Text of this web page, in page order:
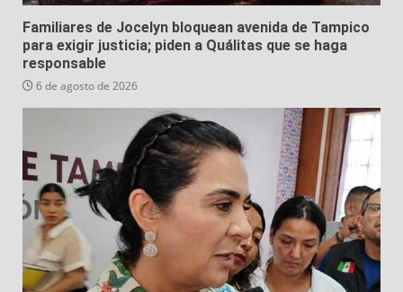
Familiares de Jocelyn bloquean avenida de Tampico
para exigir justicia; piden a Quálitas que se haga
responsable
6 de agosto de 2026